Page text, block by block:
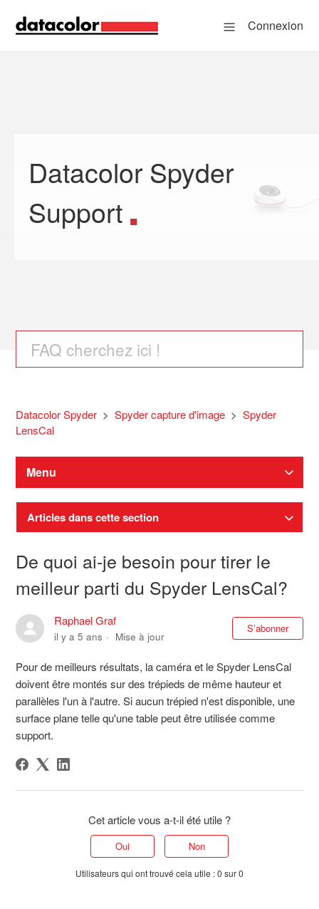
Connexion
Datacolor Spyder
Support
Recherche
Datacolor Spyder Spyder capture d'image
Spyder
LensCal
Menu
Articles dans cette section
De quoi ai-je besoin pour tirer le
meilleur parti du Spyder LensCal?
Raphael Graf
il y a 5 ans Mise à jour
S’abonner
Pour de meilleurs résultats, la caméra et le Spyder LensCal
doivent être montés sur des trépieds de même hauteur et
parallèles l'un à l'autre. Si aucun trépied n'est disponible, une
surface plane telle qu'une table peut être utilisée comme
support.
Cet article vous a-t-il été utile ?
Oui Non
Utilisateurs qui ont trouvé cela utile : 0 sur 0